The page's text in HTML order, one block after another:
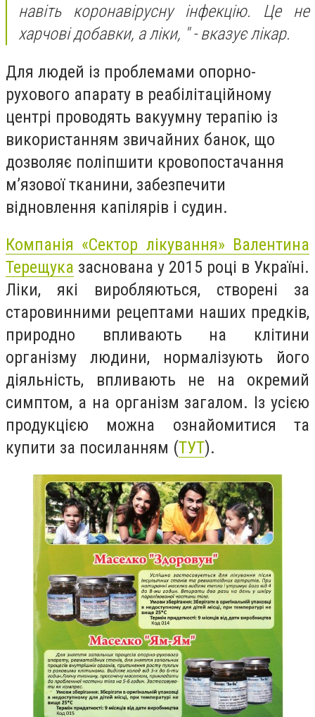
навіть коронавірусну інфекцію. Це не
харчові добавки, а ліки, " - вказує лікар.
Для людей із проблемами опорно-
рухового апарату в реабілітаційному
центрі проводять вакуумну терапію із
використанням звичайних банок, що
дозволяє поліпшити кровопостачання
м’язової тканини, забезпечити
відновлення капілярів і судин.
Компанія «Сектор лікування» Валентина
Терещука заснована у 2015 році в Україні.
Ліки, які виробляються, створені за
старовинними рецептами наших предків,
природно впливають на клітини
організму людини, нормалізують його
діяльність, впливають не на окремий
симптом, а на організм загалом. Із усією
продукцією можна ознайомитися та
купити за посиланням (ТУТ).